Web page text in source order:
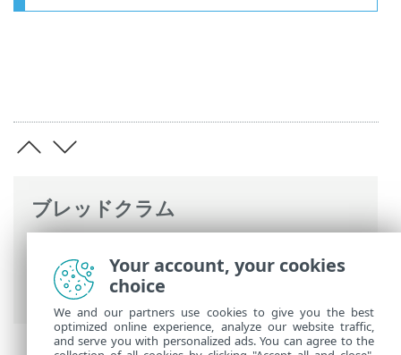
ブレッドクラム
Security >リモート管理されたエンドポイ
ントのドキュメント
Your account, your cookies
choice
We and our partners use cookies to give you the best
optimized online experience, analyze our website traffic,
and serve you with personalized ads. You can agree to the